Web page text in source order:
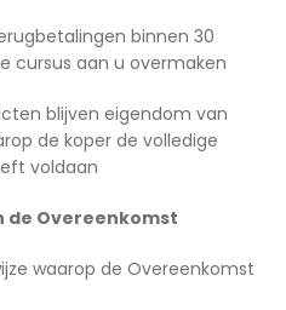
binnen 30
cursus aan u overmaken
blijven eigendom van
de koper de volledige
voldaan
de Overeenkomst
waarop de Overeenkomst